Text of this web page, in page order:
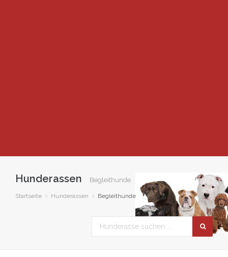
Hunderassen Begleithunde
Startseite Hunderassen Begleithunde